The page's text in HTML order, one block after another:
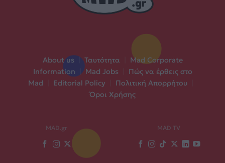
About us | Ταυτότητα
Mad Corporate
Information
Mad Jobs
Πώς να έρθεις στο
Mad
Editorial Policy Πολιτική Απορρήτου
Όροι Χρήσης
MAD.gr MAD TV